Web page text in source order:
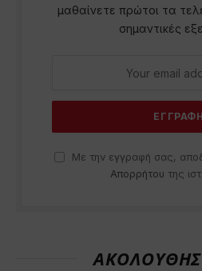
μαθαίνετε πρώτοι τα
σημαντικές
Με την εγγραφή σας,
Απορρήτου της